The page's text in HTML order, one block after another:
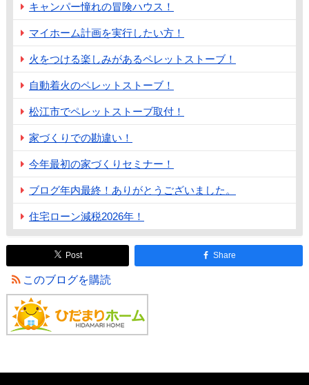
キャンパー憧れの冒険ハウス！
マイホーム計画を実行したい方！
火をつける楽しみがあるペレットストーブ！
自動着火のペレットストーブ！
松江市でペレットストーブ取付！
家づくりでの勘違い！
今年最初の家づくりセミナー！
ブログ年内最終！ありがとうございました。
住宅ローン減税2026年！
Post Share
このブログを購読